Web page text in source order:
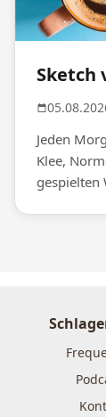
Sketch
Jeden
Klee,
gespielten